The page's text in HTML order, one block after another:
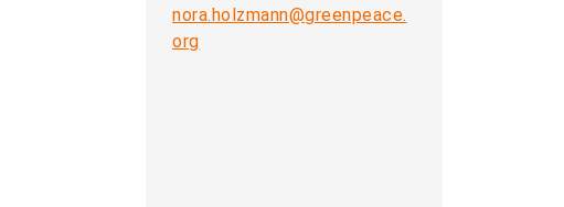
nora.holzmann@greenpeace.
org